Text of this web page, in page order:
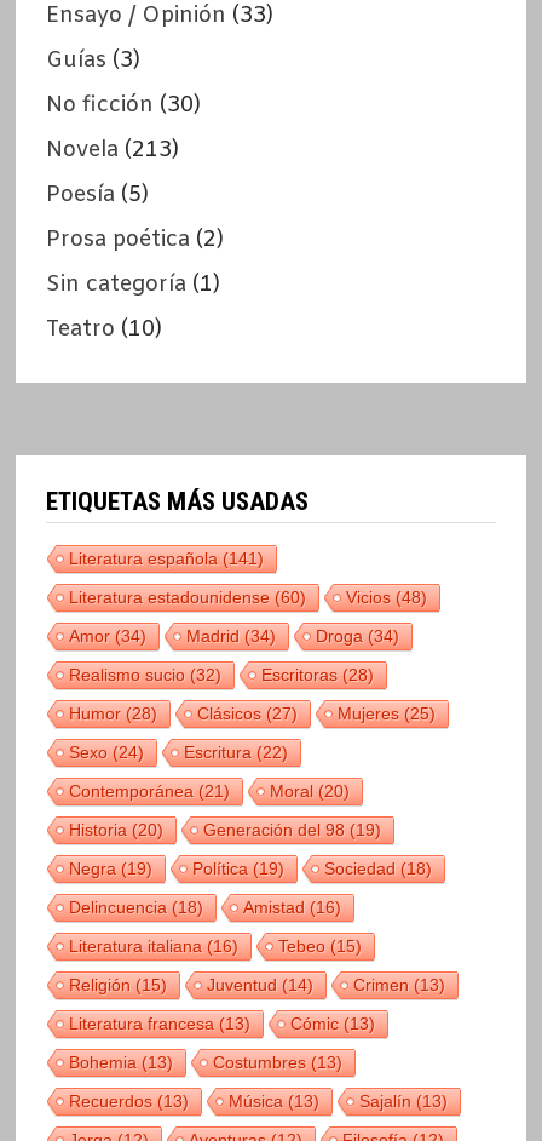
Ensayo / Opinión (33)
Guías (3)
No ficción (30)
Novela (213)
Poesía (5)
Prosa poética (2)
Sin categoría (1)
Teatro (10)
ETIQUETAS MÁS USADAS
Literatura española(141)
Literatura estadounidense(60) Vicios(48)
Amor(34) Madrid(34) Droga(34)
Realismo sucio(32) Escritoras(28)
Humor(28) Clásicos(27) Mujeres(25)
Sexo(24) Escritura(22)
Contemporánea(21) Moral(20)
Historia(20) Generación del 98(19)
Negra(19) Política(19) Sociedad(18)
Delincuencia(18) Amistad(16)
Literatura italiana(16) Tebeo(15)
Religión(15) Juventud(14) Crimen(13)
Literatura francesa(13) Cómic(13)
Bohemia(13) Costumbres(13)
Recuerdos(13) Música(13) Sajalín(13)